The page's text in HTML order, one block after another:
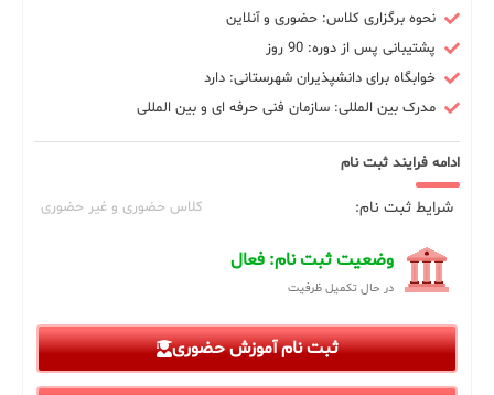
نحوه برگزاری کلاس: حضوری و آنلاین
پشتیبانی پس از دوره: 90 روز
خوابگاه برای دانشپذیران شهرستانی: دارد
مدرک بین المللی: سازمان فنی حرفه ای و بین المللی
ادامه فرایند ثبت نام
شرایط ثبت نام: کلاس حضوری و غیر حضوری
وضعیت ثبت نام: فعال
در حال تکمیل ظرفیت
ثبت نام آموزش حضوری